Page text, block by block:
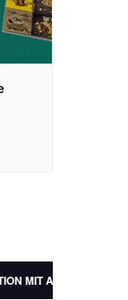
MIT ANSPIELER